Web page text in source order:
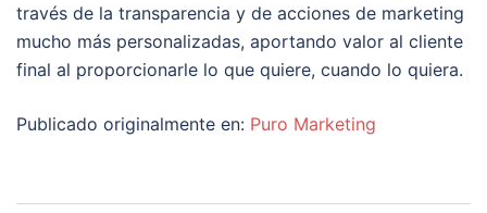
través de la transparencia y de acciones de marketing
mucho más personalizadas, aportando valor al cliente
final al proporcionarle lo que quiere, cuando lo quiera.
Publicado originalmente en: Puro Marketing